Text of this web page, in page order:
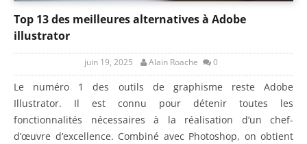
Top 13 des meilleures alternatives à Adobe
illustrator
juin 19, 2025 Alain Roache 0
Le numéro 1 des outils de graphisme reste Adobe
Illustrator. Il est connu pour détenir toutes les
fonctionnalités nécessaires à la réalisation d’un chef-
d’œuvre d’excellence. Combiné avec Photoshop, on obtient